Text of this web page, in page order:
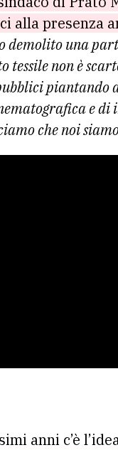
alla presenza
demolito una
non è
piantando
e di
che noi
anni c’è